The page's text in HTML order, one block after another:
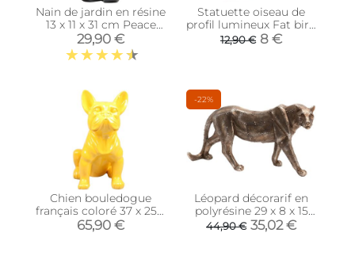
Nain de jardin en résine
13 x 11 x 31 cm Peace
(Noir)
29,90 €
Statuette oiseau de
profil lumineux Fat bird
(15 x 9 x 10 cm)
12,90 € 8 €
Chien bouledogue
français coloré 37 x 25 x
22 cm (Jaune)
65,90 €
-22%
Léopard décorarif en
polyrésine 29 x 8 x 15
cm
44,90 € 35,02 €